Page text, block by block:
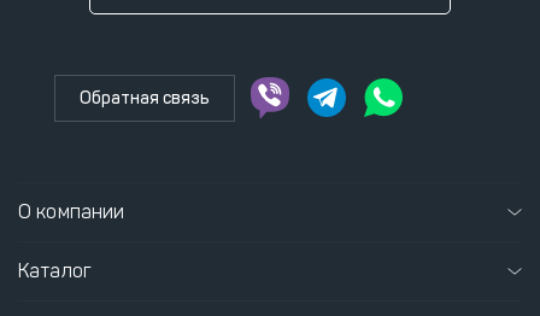
Обратная связь
О компании
Каталог